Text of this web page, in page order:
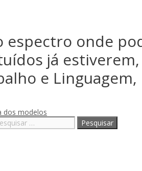
espectro onde
já
e Linguagem,
dos modelos